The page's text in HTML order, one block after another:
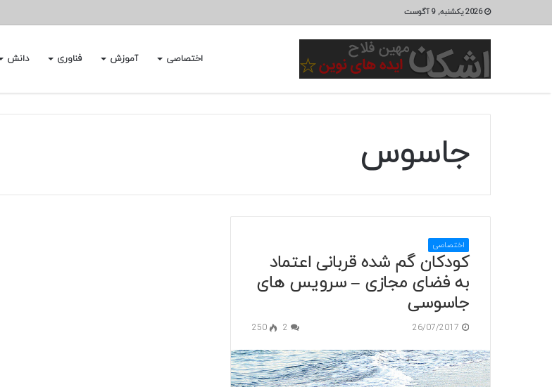
2026 یکشنبه, 9 آگوست
اختصاصی آموزش فناوری دانش
جاسوس
اختصاصی
کودکان گم شده قربانی اعتماد
به فضای مجازی – سرویس های
جاسوسی
26/07/2017
2
250